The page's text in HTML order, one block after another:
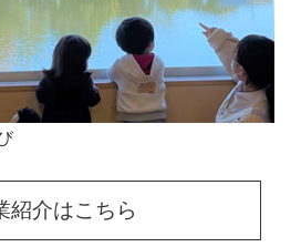
紹介はこちら